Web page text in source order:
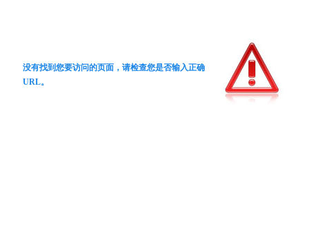
没有找到您要访问的页面，请检查您是否输入正确
URL。